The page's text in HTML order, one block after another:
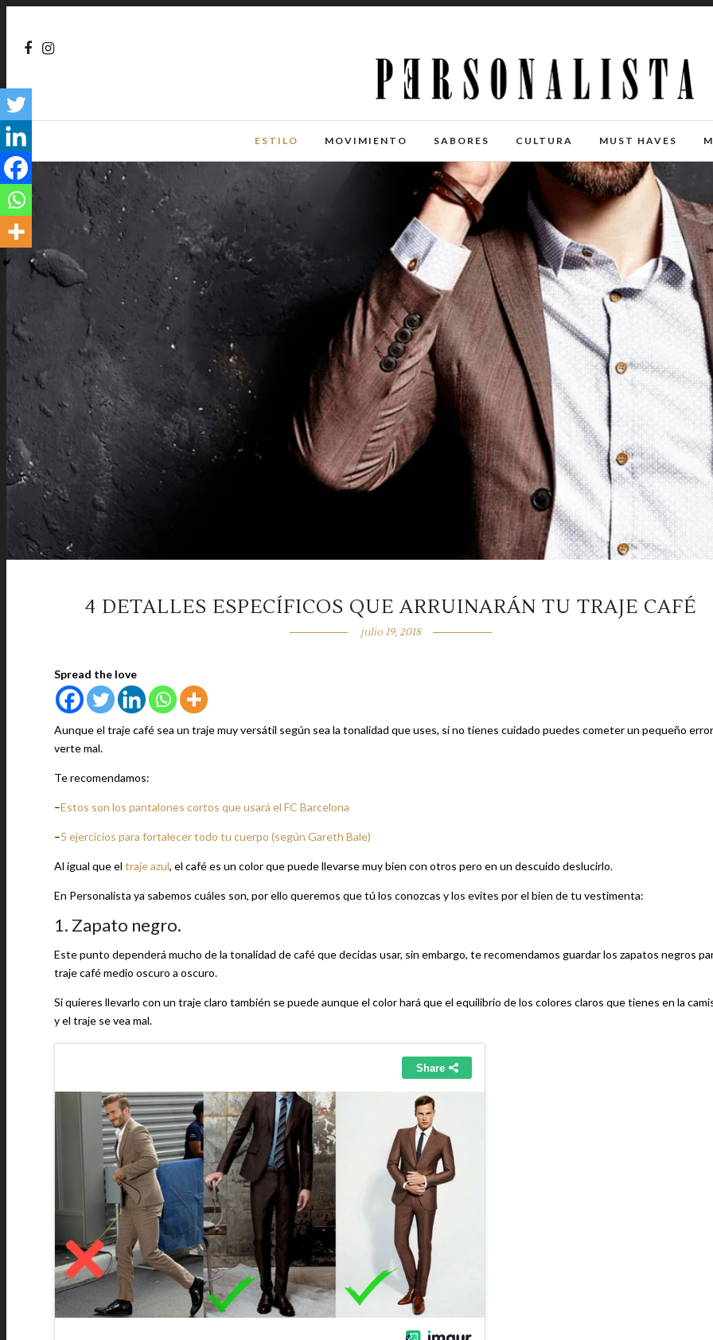
ESTILO MOVIMIENTO SABORES CULTURA MUST HAVES
4 DETALLES ESPECÍFICOS QUE ARRUINARÁN TU TRAJE CAFÉ
julio 19, 2018
Spread the love
Aunque el traje café sea un traje muy versátil según sea la tonalidad que uses, si no tienes cuidado puedes cometer un pequeño
verte mal.
Te recomendamos:
–Estos son los pantalones cortos que usará el FC Barcelona
–5 ejercicios para fortalecer todo tu cuerpo (según Gareth Bale)
Al igual que el traje azul, el café es un color que puede llevarse muy bien con otros pero en un descuido deslucirlo.
En Personalista ya sabemos cuáles son, por ello queremos que tú los conozcas y los evites por el bien de tu vestimenta:
1. Zapato negro.
Este punto dependerá mucho de la tonalidad de café que decidas usar, sin embargo, te recomendamos guardar los zapatos negros
traje café medio oscuro a oscuro.
Si quieres llevarlo con un traje claro también se puede aunque el color hará que el equilibrio de los colores claros que tienes en la
y el traje se vea mal.